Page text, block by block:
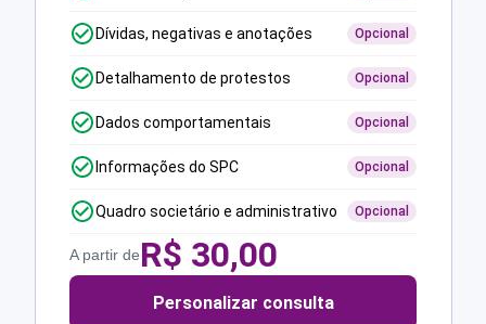
Dívidas, negativas e anotações Opcional
Detalhamento de protestos Opcional
Dados comportamentais Opcional
Informações do SPC Opcional
Quadro societário e administrativo Opcional
A partir deR$ 30,00
Personalizar consulta